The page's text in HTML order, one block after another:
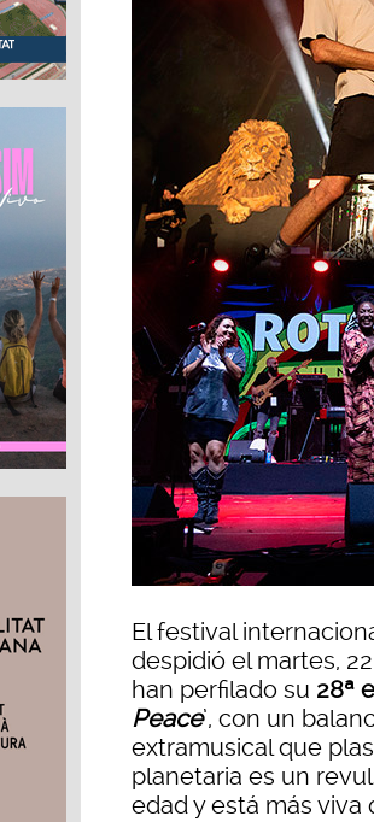
El festival
despidió el martes,
han perfilado su 28ª
Peace’, con un
extramusical que
planetaria es un
edad y está más viva